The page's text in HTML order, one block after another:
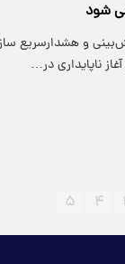
شود
و هشدارسریع
ناپایداری در…
۴ ۵